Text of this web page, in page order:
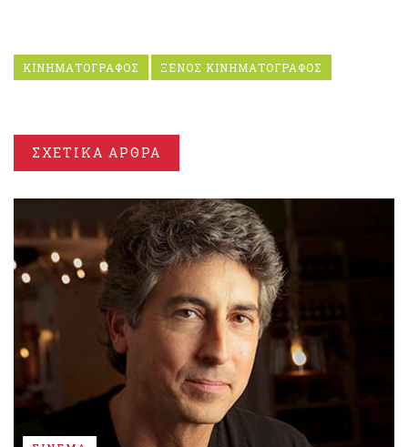
ΚΙΝΗΜΑΤΟΓΡΑΦΟΣ ΞΕΝΟΣ ΚΙΝΗΜΑΤΟΓΡΑΦΟΣ
ΣΧΕΤΙΚΑ ΑΡΘΡΑ